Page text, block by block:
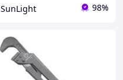
SunLight 98%